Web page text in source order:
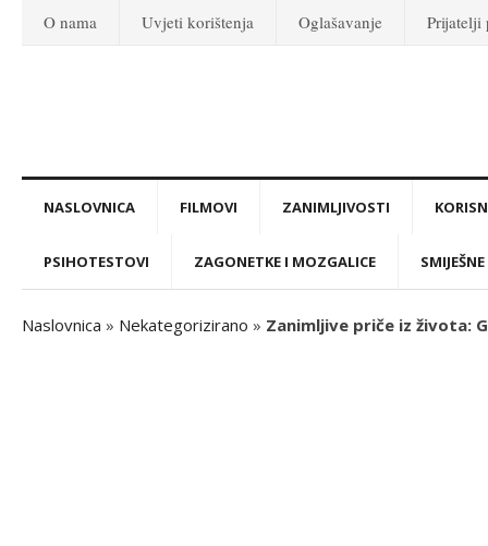
O nama Uvjeti korištenja Oglašavanje Prijatelji
NASLOVNICA FILMOVI ZANIMLJIVOSTI
PSIHOTESTOVI ZAGONETKE I MOZGALICE
Naslovnica » Nekategorizirano » Zanimljive priče iz života: